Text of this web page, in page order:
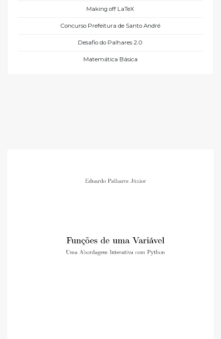
Making off LaTeX
Concurso Prefeitura de Santo André
Desafio do Palhares 2.0
Matemática Básica